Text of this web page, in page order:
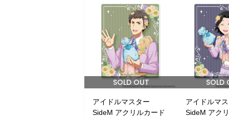
SOLD OUT
アイドルマスター
SideM アクリルカード
SOLD
アイドルマ
SideM アク